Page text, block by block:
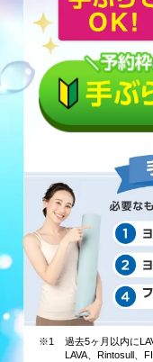
※1
過去5ヶ月以内に
LAVA、Rintosull、